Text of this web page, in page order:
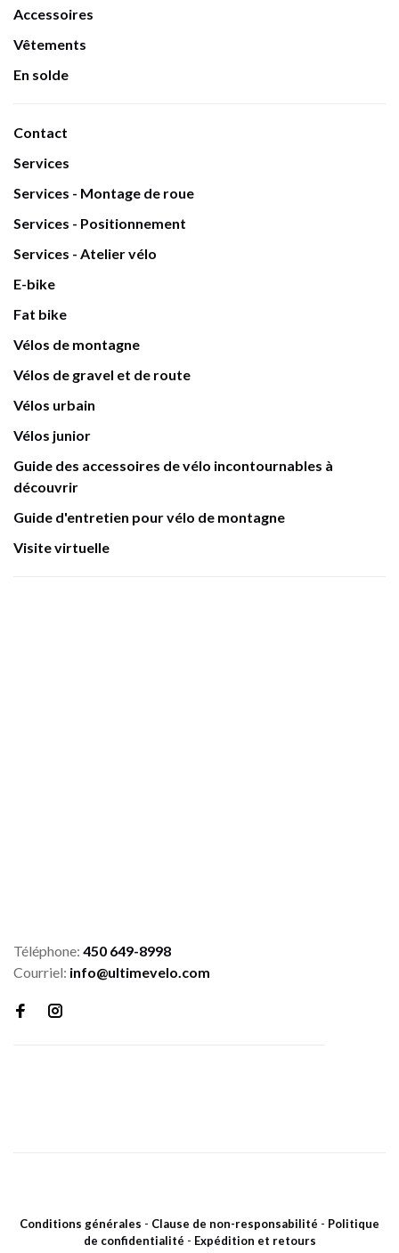
Accessoires
Vêtements
En solde
Contact
Services
Services - Montage de roue
Services - Positionnement
Services - Atelier vélo
E-bike
Fat bike
Vélos de montagne
Vélos de gravel et de route
Vélos urbain
Vélos junior
Guide des accessoires de vélo incontournables à
découvrir
Guide d'entretien pour vélo de montagne
Visite virtuelle
Téléphone: 450 649-8998
Courriel: info@ultimevelo.com
Conditions générales - Clause de non-responsabilité - Politique
de confidentialité - Expédition et retours